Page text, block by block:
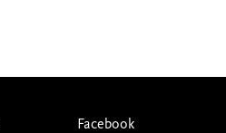
Facebook